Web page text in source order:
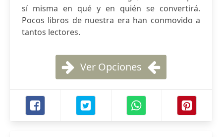
sí misma en qué y en quién se convertirá.
Pocos libros de nuestra era han conmovido a
tantos lectores.
Ver Opciones